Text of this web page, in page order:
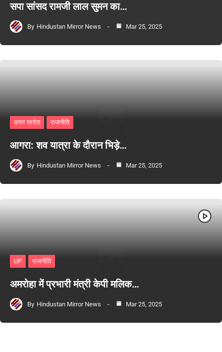
सपा सांसद रामजी लाल सुमन का…
By Hindustan Mirror News Mar 25, 2025
उत्तर प्रदेश राजनीति
आगरा: शव यात्रा के दौरान भिड़े…
By Hindustan Mirror News Mar 25, 2025
UP राजनीति
अमरोहा में प्रभारी मंत्री केपी मलिक…
By Hindustan Mirror News Mar 25, 2025